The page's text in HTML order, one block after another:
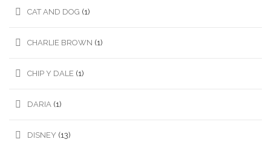
CAT AND DOG (1)
CHARLIE BROWN (1)
CHIP Y DALE (1)
DARIA (1)
DISNEY (13)